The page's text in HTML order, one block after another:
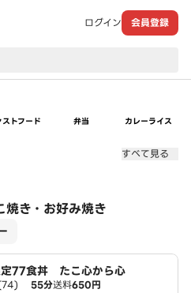
ログイン 会員登録
ストフード 弁当 カレーライス
すべて見る
き・お好み焼き
77食丼 たこ心から心
55分送料650円